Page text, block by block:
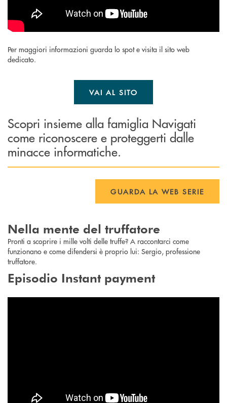
Per maggiori informazioni guarda lo spot e visita il sito web
dedicato.
VAI AL SITO
Scopri insieme alla famiglia Navigati
come riconoscere e proteggerti dalle
minacce informatiche.
GUARDA LA WEB SERIE
Nella mente del truffatore
Pronti a scoprire i mille volti delle truffe? A raccontarci come
funzionano e come difendersi è proprio lui: Sergio, professione
truffatore.
Episodio Instant payment